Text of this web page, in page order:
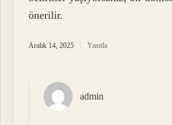
önerilir.
Aralık 14, 2025 Yanıtla
admin